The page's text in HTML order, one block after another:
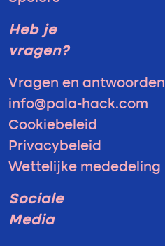
Heb je
vragen?
Vragen en antwoorden
info@pala-hack.com
Cookiebeleid
Privacybeleid
Wettelijke mededeling
Sociale
Media